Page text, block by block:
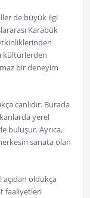
de büyük ilgi
Karabük
kültürlerden
bir deneyim
canlıdır. Burada
yerel
buluşur. Ayrıca,
sanata olan
oldukça
faaliyetleri